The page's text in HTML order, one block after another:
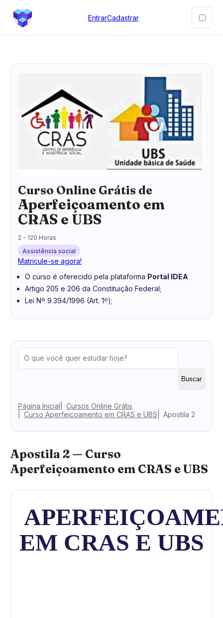
EntrarCadastrar
Curso Online Grátis de
Aperfeiçoamento em
CRAS e UBS
2 - 120 Horas
Assistência social
Matricule-se agora!
O curso é oferecido pela plataforma Portal IDEA
Artigo 205 e 206 da Constituição Federal;
Lei Nº 9.394/1996 (Art. 1º);
Buscar
Página Inicial
Cursos Online Grátis
Curso Aperfeiçoamento em CRAS e UBS
Apostila 2
Apostila 2 — Curso
Aperfeiçoamento em CRAS e UBS
EM CRAS E UBS